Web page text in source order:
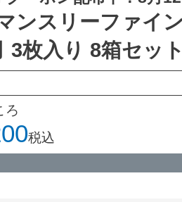
ンスリーファイ
3枚入り 8箱セッ
ろ
税込